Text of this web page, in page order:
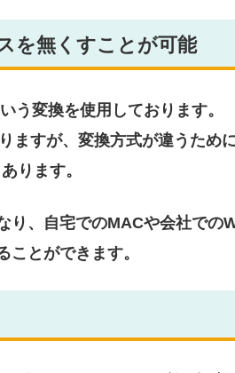
を無くすことが可能
う変換を使用しております。
ますが、変換方式が違うため
ります。
り、自宅でのMACや会社で
ことができます。